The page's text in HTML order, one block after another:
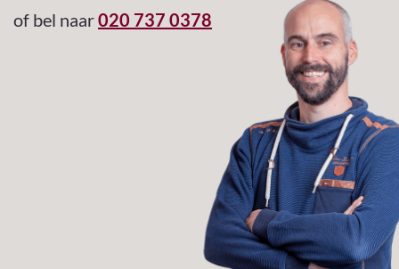
of bel naar020 737 0378